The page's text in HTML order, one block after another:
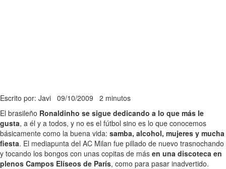
Escrito por: Javi 09/10/2009 2 minutos
El brasileño Ronaldinho se sigue dedicando a lo que más le
gusta, a él y a todos, y no es el fútbol sino es lo que conocemos
básicamente como la buena vida: samba, alcohol, mujeres y mucha
fiesta. El mediapunta del AC Milan fue pillado de nuevo trasnochando
y tocando los bongos con unas copitas de más en una discoteca en
plenos Campos Elíseos de París, como para pasar inadvertido.